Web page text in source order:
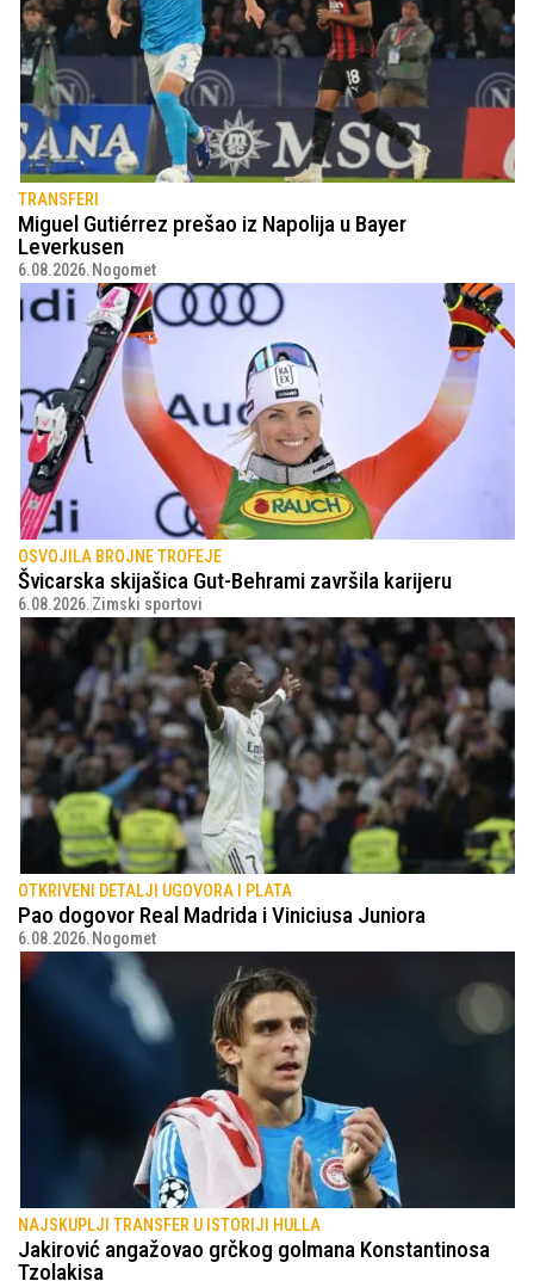
TRANSFERI
Miguel Gutiérrez prešao iz Napolija u Bayer
Leverkusen
6.08.2026. Nogomet
OSVOJILA BROJNE TROFEJE
Švicarska skijašica Gut-Behrami završila karijeru
6.08.2026.Zimski sportovi
OTKRIVENI DETALJI UGOVORA I PLATA
Pao dogovor Real Madrida i Viniciusa Juniora
6.08.2026. Nogomet
NAJSKUPLJI TRANSFER U ISTORIJI HULLA
Jakirović angažovao grčkog golmana Konstantinosa
Tzolakisa